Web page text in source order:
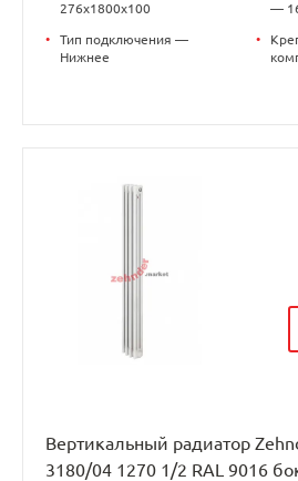
276x1800x100
•
Тип подключения —
Нижнее
—
•
Вертикальный радиатор
3180/04 1270 1/2 RAL 9016